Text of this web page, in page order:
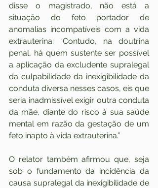
disse o magistrado, não está a
situação do feto portador de
anomalias incompatíveis com a vida
extrauterina: “Contudo, na doutrina
penal, há quem sustente ser possível
a aplicação da excludente supralegal
da culpabilidade da inexigibilidade da
conduta diversa nesses casos, eis que
seria inadmissível exigir outra conduta
da mãe, diante do risco à sua saúde
mental em razão da gestação de um
feto inapto à vida extrauterina.”
O relator também afirmou que, seja
sob o fundamento da incidência da
causa supralegal da inexigibilidade de